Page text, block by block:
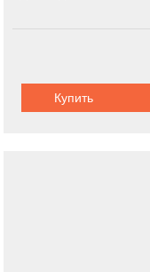
Купить